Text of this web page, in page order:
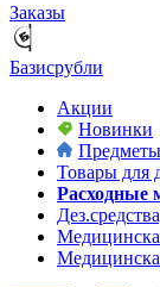
Заказы
Базисрубли
Акции
Новинки
Товары для
Расходные